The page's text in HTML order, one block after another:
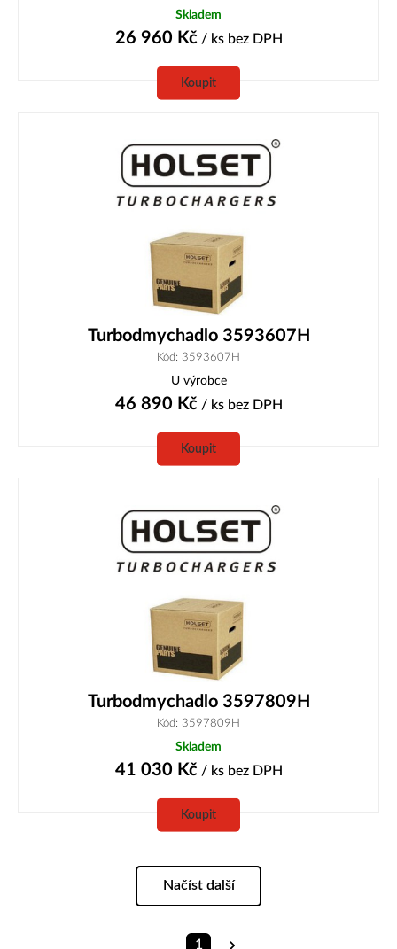
Skladem
26 960 Kč/ ks bez DPH
Koupit
Turbodmychadlo 3593607H
Kód: 3593607H
U výrobce
46 890 Kč/ ks bez DPH
Koupit
Turbodmychadlo 3597809H
Kód: 3597809H
Skladem
41 030 Kč/ ks bez DPH
Koupit
Načíst další
1